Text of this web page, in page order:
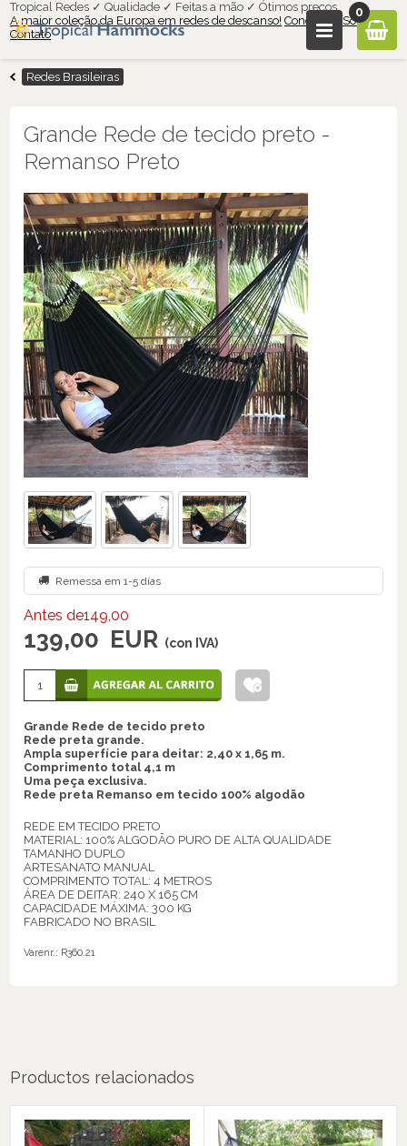
Tropical Redes ✓ Qualidade ✓ Feitas a mão ✓ Ótimos preços
A maior coleção da Europa em redes de descanso! Condições
Sobre nós
Contato
0
Redes Brasileiras
Grande Rede de tecido preto -
Remanso Preto
Remessa em 1-5 días
Antes de149,00
139,00 EUR (con IVA)
Grande Rede de tecido preto
Rede preta grande.
Ampla superfície para deitar: 2,40 x 1,65 m.
Comprimento total 4,1 m
Uma peça exclusiva.
Rede preta Remanso em tecido 100% algodão
REDE EM TECIDO PRETO
MATERIAL: 100% ALGODÃO PURO DE ALTA QUALIDADE
TAMANHO DUPLO
ARTESANATO MANUAL
COMPRIMENTO TOTAL: 4 METROS
ÁREA DE DEITAR: 240 X 165 CM
CAPACIDADE MÁXIMA: 300 KG
FABRICADO NO BRASIL
Varenr.: R360.21
Productos relacionados